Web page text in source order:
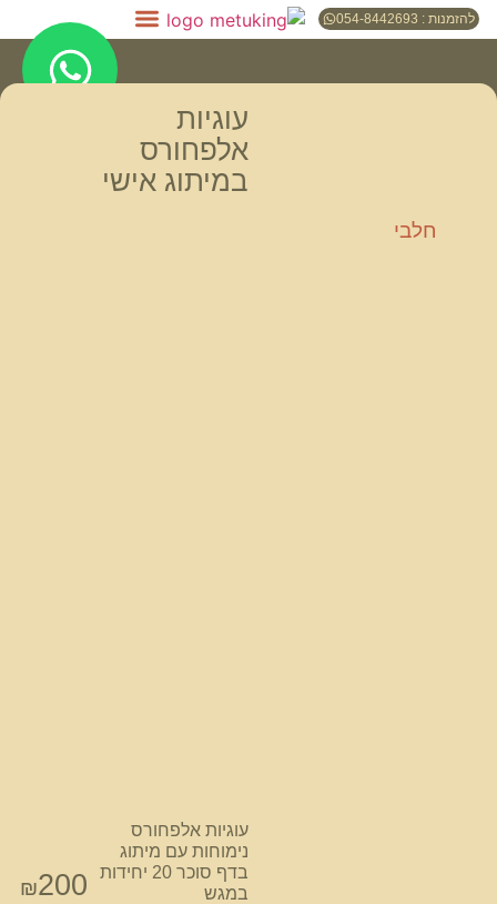
להזמנות : 054-8442693
חלבי
עוגיות
אלפחורס
במיתוג אישי
עוגיות אלפחורס
נימוחות עם מיתוג
בדף סוכר 20 יחידות
במגש
₪200